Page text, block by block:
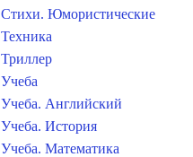
Стихи. Юмористические
Техника
Триллер
Учеба
Учеба. Английский
Учеба. История
Учеба. Математика